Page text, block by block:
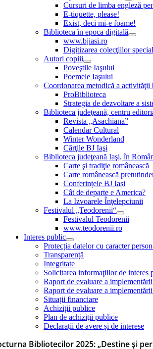
Cursuri de limba engleză
E-tiquette, please!
Exist, deci mi-e foame!
Biblioteca în epoca digitală
www.bjiasi.ro
Digitizarea colecţiilor
Autori copiii
Poveştile Iaşului
Poemele Iaşului
Coordonarea metodică a
ProBiblioteca
Strategia de dezvoltare a
Biblioteca judeţeană, centru
Revista „Asachiana”
Calendar Cultural
Winter Wonderland
Cărţile BJ Iaşi
Biblioteca judeţeană Iaşi, în
Carte şi tradiţie românească
Carte românească
Conferințele BJ Iași
Cât de departe e America?
La Izvoarele Înţelepciunii
Festivalul „Teodorenii“
Festivalul Teodorenii
www.teodorenii.ro
Interes public
Protecția datelor cu caracter
Transparență
Integritate
Solicitarea informaţiilor de interes
Raport de evaluare a
Raport de evaluare a
Situații financiare
Achiziții publice
Plan de achiziţii publice
Declarații de avere și de interese
Bibliotecilor 2025: „Destine și